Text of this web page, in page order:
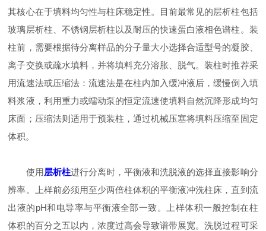
其核心在于填料均匀性与柱床稳定性。目前最常见的层析柱包括
玻璃层析柱、不锈钢层析柱以及耐压的快速蛋白液相色谱柱。装
柱前，需要根据待分离样品的分子量大小选择合适型号的凝胶、
离子交换或疏水填料，并将填料充分溶胀、脱气。装柱时推荐采
用流速法或压缩法：流速法是在柱内加入缓冲液后，缓慢倒入填
料浆液，利用重力或蠕动泵的恒定流速使填料自然沉降形成均匀
床面；压缩法则适用于预装柱，通过机械压塞将填料压缩至固定
体积。
使用 层析柱进行分离时，平衡液和洗脱液的选择直接影响分
辨率。上样前必须用至少两倍柱体积的平衡液冲洗柱床，直到流
出液的pH和电导率与平衡液全部一致。上样体积一般控制在柱
体积的百分之五以内，浓度过高会导致谱带展宽。洗脱过程可采